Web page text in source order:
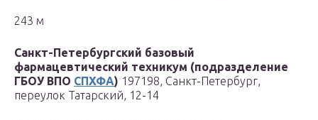
243 м
Санкт-Петербургский базовый
фармацевтический техникум (подразделение
ГБОУ ВПО СПХФА) 197198, Санкт-Петербург,
переулок Татарский, 12-14